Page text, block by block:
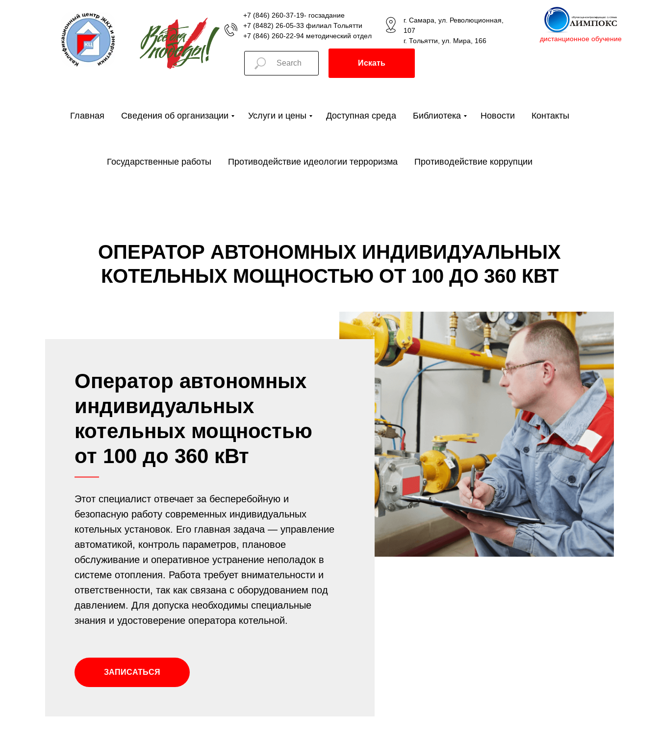
+7 (846) 260-37-19- госзадание
+7 (8482) 26-05-33 филиал Тольятти
+7 (846) 260-22-94 методический отдел
г. Самара, ул. Революционная,
107
г. Тольятти, ул. Мира, 166
дистанционное обучение
Искать
Главная Сведения об организации Услуги и цены Доступная среда Библиотека Новости Контакты
Государственные работы Противодействие идеологии терроризма Противодействие коррупции
ОПЕРАТОР АВТОНОМНЫХ ИНДИВИДУАЛЬНЫХ
КОТЕЛЬНЫХ МОЩНОСТЬЮ ОТ 100 ДО 360 КВТ
Оператор автономных
индивидуальных
котельных мощностью
от 100 до 360 кВт
Этот специалист отвечает за бесперебойную и
безопасную работу современных индивидуальных
котельных установок. Его главная задача — управление
автоматикой, контроль параметров, плановое
обслуживание и оперативное устранение неполадок в
системе отопления. Работа требует внимательности и
ответственности, так как связана с оборудованием под
давлением. Для допуска необходимы специальные
знания и удостоверение оператора котельной.
ЗАПИСАТЬСЯ